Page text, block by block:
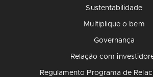
Sustentabilidade
Multiplique o bem
Governança
Relação com
Regulamento Programa de